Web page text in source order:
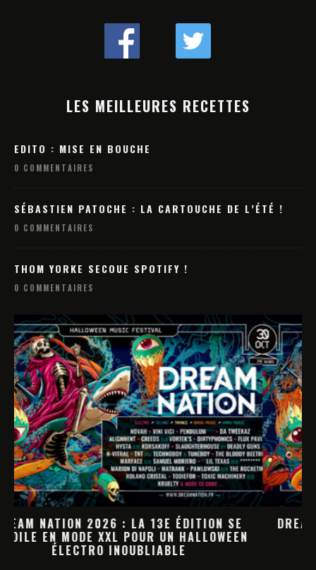
LES MEILLEURES RECETTES
EDITO : MISE EN BOUCHE
0 COMMENTAIRES
SÉBASTIEN PATOCHE : LA CARTOUCHE DE L’ÉTÉ !
0 COMMENTAIRES
THOM YORKE SECOUE SPOTIFY !
0 COMMENTAIRES
DREAM NATION 2026 : LA PROGRAMMATION
HALLOWEEN PREND FORME